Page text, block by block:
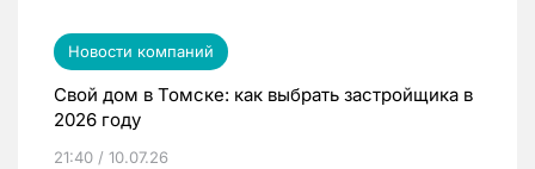
Новости компаний
Свой дом в Томске: как выбрать застройщика в
2026 году
21:40 / 10.07.26